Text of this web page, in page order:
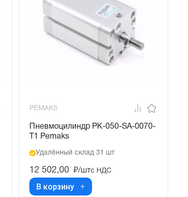
PEMAKS
Пневмоцилиндр PK-050-SA-0070-
T1 Pemaks
Удалённый склад 31 шт
12 502,00 ₽/штс НДС
В корзину